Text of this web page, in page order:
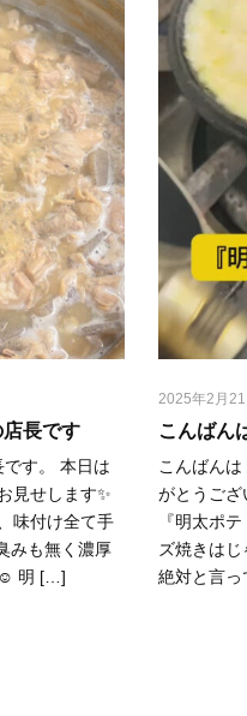
長です
す。 本日は
見せします✨
味付け全て手
みも無く濃厚
☺️ 明 […]
2025年2月21
こんばん
こんばん
がとうござ
『明太ポ
ズ焼きは
絶対と言